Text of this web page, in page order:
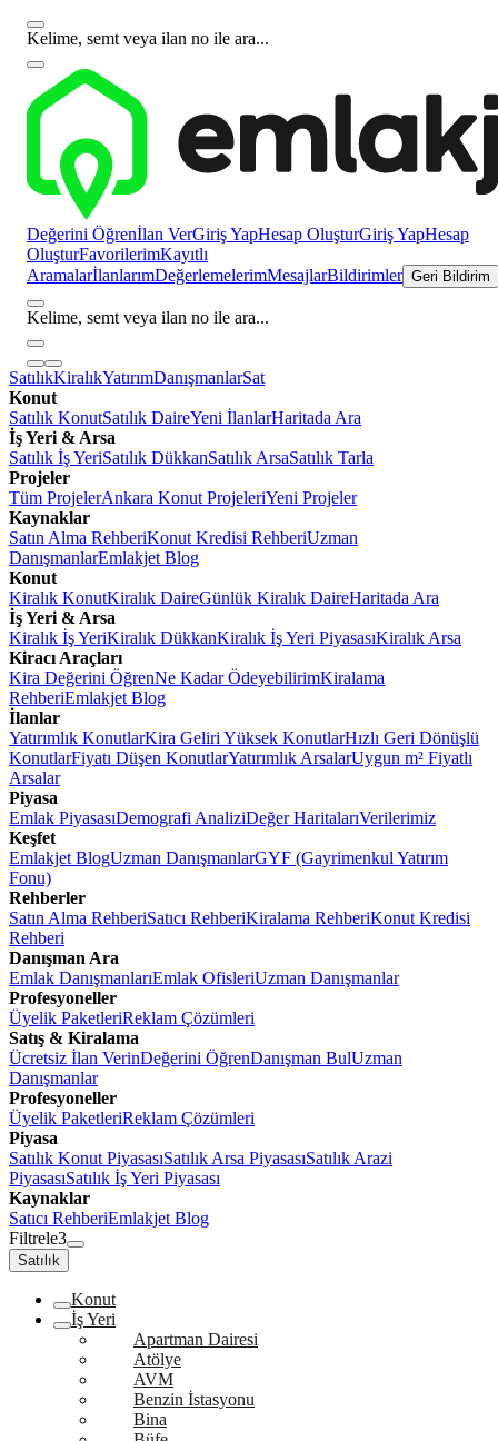
Kelime, semt veya ilan no ile ara...
Değerini Öğrenİlan VerGiriş YapHesap OluşturGiriş YapHesap
OluşturFavorilerimKayıtlı
AramalarİlanlarımDeğerlemelerimMesajlarBildirimler Geri Bildirim
Kelime, semt veya ilan no ile ara...
SatılıkKiralıkYatırımDanışmanlarSat
Konut
Satılık KonutSatılık DaireYeni İlanlarHaritada Ara
İş Yeri & Arsa
Satılık İş YeriSatılık DükkanSatılık ArsaSatılık Tarla
Projeler
Tüm ProjelerAnkara Konut ProjeleriYeni Projeler
Kaynaklar
Satın Alma RehberiKonut Kredisi RehberiUzman
DanışmanlarEmlakjet Blog
Konut
Kiralık KonutKiralık DaireGünlük Kiralık DaireHaritada Ara
İş Yeri & Arsa
Kiralık İş YeriKiralık DükkanKiralık İş Yeri PiyasasıKiralık Arsa
Kiracı Araçları
Kira Değerini ÖğrenNe Kadar ÖdeyebilirimKiralama
RehberiEmlakjet Blog
İlanlar
Yatırımlık KonutlarKira Geliri Yüksek KonutlarHızlı Geri Dönüşlü
KonutlarFiyatı Düşen KonutlarYatırımlık ArsalarUygun m² Fiyatlı
Arsalar
Piyasa
Emlak PiyasasıDemografi AnaliziDeğer HaritalarıVerilerimiz
Keşfet
Emlakjet BlogUzman DanışmanlarGYF (Gayrimenkul Yatırım
Fonu)
Rehberler
Satın Alma RehberiSatıcı RehberiKiralama RehberiKonut Kredisi
Rehberi
Danışman Ara
Emlak DanışmanlarıEmlak OfisleriUzman Danışmanlar
Profesyoneller
Üyelik PaketleriReklam Çözümleri
Satış & Kiralama
Ücretsiz İlan VerinDeğerini ÖğrenDanışman BulUzman
Danışmanlar
Profesyoneller
Üyelik PaketleriReklam Çözümleri
Piyasa
Satılık Konut PiyasasıSatılık Arsa PiyasasıSatılık Arazi
PiyasasıSatılık İş Yeri Piyasası
Kaynaklar
Satıcı RehberiEmlakjet Blog
Filtrele3
Satılık
Konut
İş Yeri
Apartman Dairesi
Atölye
AVM
Benzin İstasyonu
Bina